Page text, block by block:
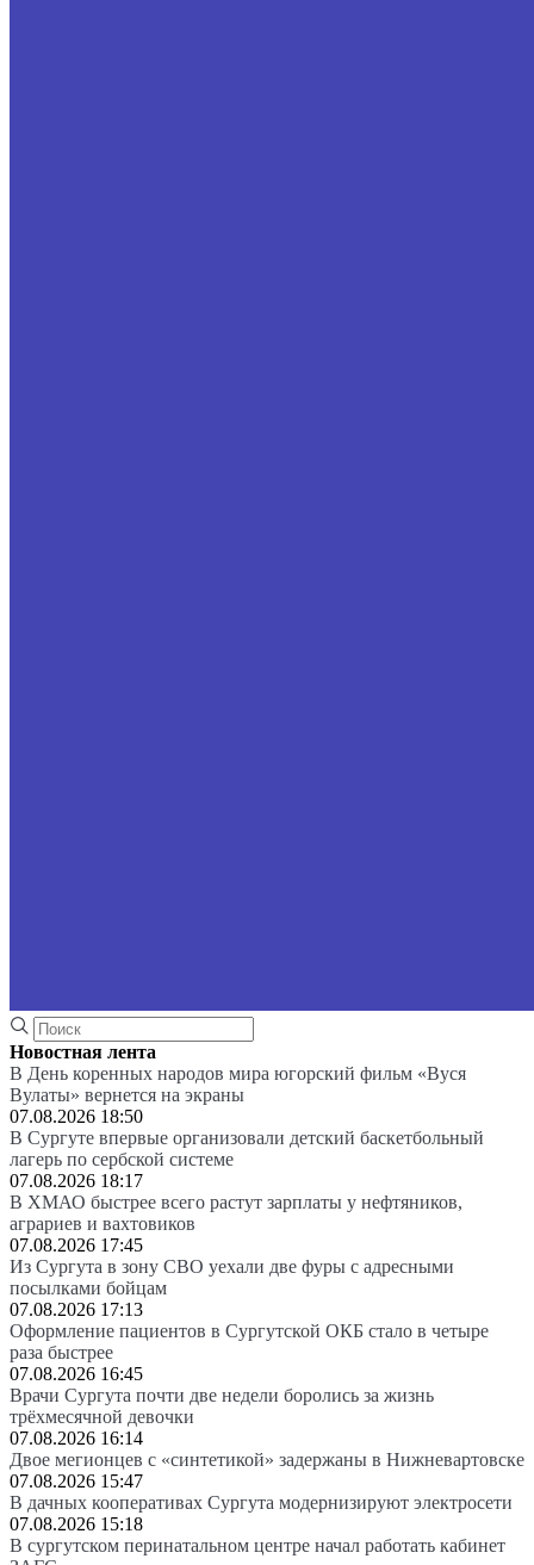
Новостная лента
В День коренных народов мира югорский фильм «Вуся
Вулаты» вернется на экраны
07.08.2026 18:50
В Сургуте впервые организовали детский баскетбольный
лагерь по сербской системе
07.08.2026 18:17
В ХМАО быстрее всего растут зарплаты у нефтяников,
аграриев и вахтовиков
07.08.2026 17:45
Из Сургута в зону СВО уехали две фуры с адресными
посылками бойцам
07.08.2026 17:13
Оформление пациентов в Сургутской ОКБ стало в четыре
раза быстрее
07.08.2026 16:45
Врачи Сургута почти две недели боролись за жизнь
трёхмесячной девочки
07.08.2026 16:14
Двое мегионцев с «синтетикой» задержаны в Нижневартовске
07.08.2026 15:47
В дачных кооперативах Сургута модернизируют электросети
07.08.2026 15:18
В сургутском перинатальном центре начал работать кабинет